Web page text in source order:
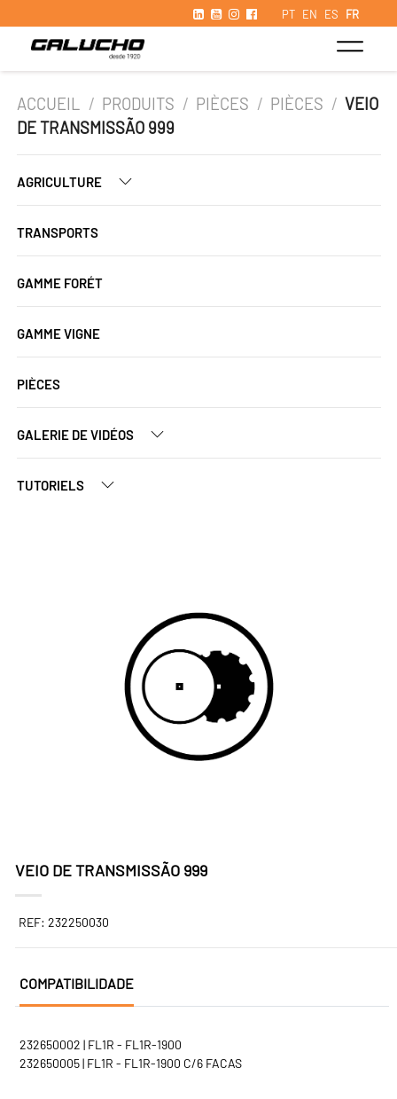
PT EN ES FR
ACCUEIL / PRODUITS / PIÈCES / PIÈCES / VEIO
DE TRANSMISSÃO 999
AGRICULTURE
TRANSPORTS
GAMME FORÉT
GAMME VIGNE
PIÈCES
GALERIE DE VIDÉOS
TUTORIELS
VEIO DE TRANSMISSÃO 999
REF: 232250030
COMPATIBILIDADE
232650002 | FL1R - FL1R-1900
232650005 | FL1R - FL1R-1900 C/6 FACAS